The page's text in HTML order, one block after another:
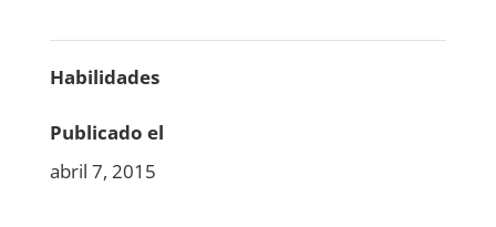
Habilidades
Publicado el
abril 7, 2015